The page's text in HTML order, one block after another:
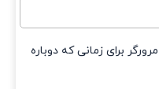
زمانی که دوباره